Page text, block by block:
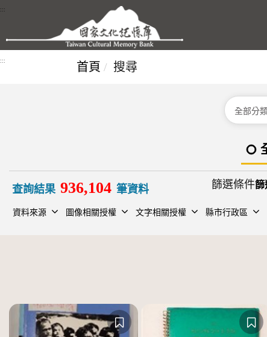
跳到主要內容區塊
:::
::: 首頁 搜尋
分類
查詢結果 936,104 筆資料 篩選條件
資料來源 圖像相關授權 文字相關授權 縣市行政區